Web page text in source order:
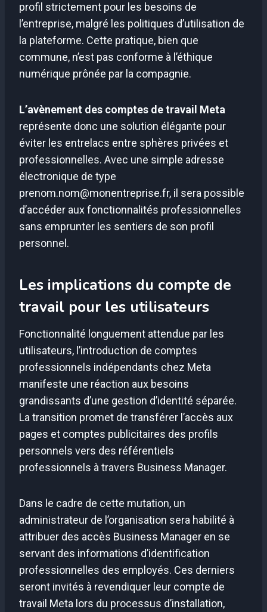
profil strictement pour les besoins de
l’entreprise, malgré les politiques d’utilisation de
la plateforme. Cette pratique, bien que
commune, n’est pas conforme à l’éthique
numérique prônée par la compagnie.
L’avènement des comptes de travail Meta
représente donc une solution élégante pour
éviter les entrelacs entre sphères privées et
professionnelles. Avec une simple adresse
électronique de type
prenom.nom@monentreprise.fr, il sera possible
d’accéder aux fonctionnalités professionnelles
sans emprunter les sentiers de son profil
personnel.
Les implications du compte de
travail pour les utilisateurs
Fonctionnalité longuement attendue par les
utilisateurs, l’introduction de comptes
professionnels indépendants chez Meta
manifeste une réaction aux besoins
grandissants d’une gestion d’identité séparée.
La transition promet de transférer l’accès aux
pages et comptes publicitaires des profils
personnels vers des référentiels
professionnels à travers Business Manager.
Dans le cadre de cette mutation, un
administrateur de l’organisation sera habilité à
attribuer des accès Business Manager en se
servant des informations d’identification
professionnelles des employés. Ces derniers
seront invités à revendiquer leur compte de
travail Meta lors du processus d’installation,